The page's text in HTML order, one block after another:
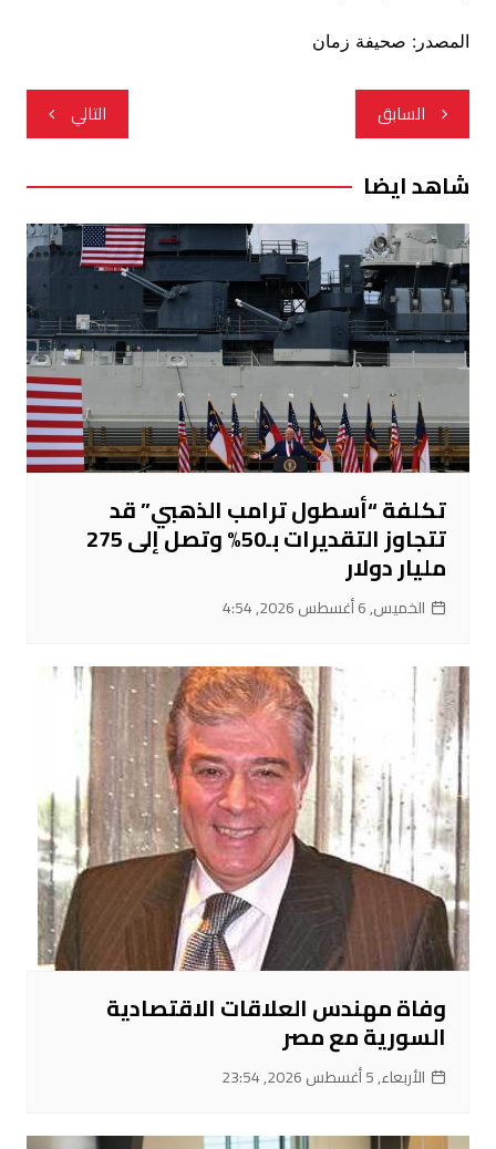
المصدر: صحيفة زمان
تصفّح
المقالات
السابق التالي
شاهد ايضا
تكلفة “أسطول ترامب الذهبي” قد
تتجاوز التقديرات بـ50% وتصل إلى 275
مليار دولار
الخميس, 6 أغسطس 2026, 4:54
وفاة مهندس العلاقات الاقتصادية
السورية مع مصر
الأربعاء, 5 أغسطس 2026, 23:54